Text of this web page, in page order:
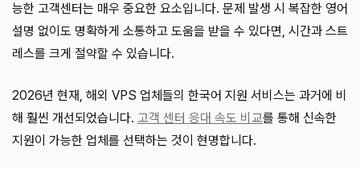
능한 고객센터는 매우 중요한 요소입니다. 문제 발생 시 복잡한 영어
설명 없이도 명확하게 소통하고 도움을 받을 수 있다면, 시간과 스트
레스를 크게 절약할 수 있습니다.
2026년 현재, 해외 VPS 업체들의 한국어 지원 서비스는 과거에 비
해 훨씬 개선되었습니다. 고객 센터 응대 속도 비교를 통해 신속한
지원이 가능한 업체를 선택하는 것이 현명합니다.